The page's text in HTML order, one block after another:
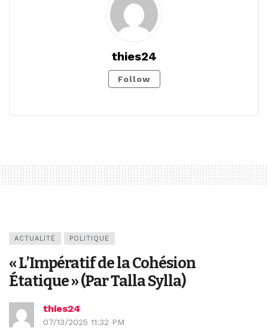
thies24
Follow
ACTUALITÉ POLITIQUE
« L’Impératif de la Cohésion
Étatique » (Par Talla Sylla)
thies24
07/13/2025 11:32 PM